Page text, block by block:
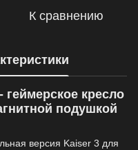
К сравнению
геймерское кресло
подушкой
версия Kaiser 3 для